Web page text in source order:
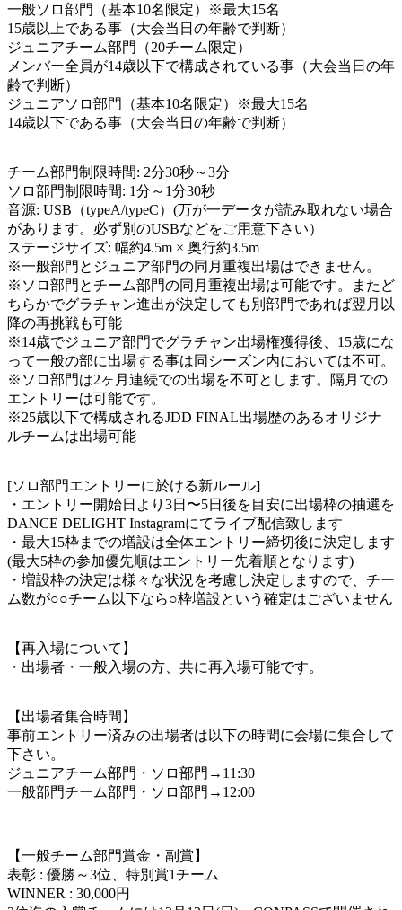
一般ソロ部門（基本10名限定）※最大15名
15歳以上である事（大会当日の年齢で判断）
ジュニアチーム部門（20チーム限定）
メンバー全員が14歳以下で構成されている事（大会当日の年
齢で判断）
ジュニアソロ部門（基本10名限定）※最大15名
14歳以下である事（大会当日の年齢で判断）
チーム部門制限時間: 2分30秒～3分
ソロ部門制限時間: 1分～1分30秒
音源: USB（typeA/typeC）(万が一データが読み取れない場合
があります。必ず別のUSBなどをご用意下さい）
ステージサイズ: 幅約4.5m × 奥行約3.5m
※一般部門とジュニア部門の同月重複出場はできません。
※ソロ部門とチーム部門の同月重複出場は可能です。またど
ちらかでグラチャン進出が決定しても別部門であれば翌月以
降の再挑戦も可能
※14歳でジュニア部門でグラチャン出場権獲得後、15歳にな
って一般の部に出場する事は同シーズン内においては不可。
※ソロ部門は2ヶ月連続での出場を不可とします。隔月での
エントリーは可能です。
※25歳以下で構成されるJDD FINAL出場歴のあるオリジナ
ルチームは出場可能
[ソロ部門エントリーに於ける新ルール]
・エントリー開始日より3日〜5日後を目安に出場枠の抽選を
DANCE DELIGHT Instagramにてライブ配信致します
・最大15枠までの増設は全体エントリー締切後に決定します
(最大5枠の参加優先順はエントリー先着順となります)
・増設枠の決定は様々な状況を考慮し決定しますので、チー
ム数が○○チーム以下なら○枠増設という確定はございません
【再入場について】
・出場者・一般入場の方、共に再入場可能です。
【出場者集合時間】
事前エントリー済みの出場者は以下の時間に会場に集合して
下さい。
ジュニアチーム部門・ソロ部門→11:30
一般部門チーム部門・ソロ部門→12:00
【一般チーム部門賞金・副賞】
表彰 : 優勝～3位、特別賞1チーム
WINNER : 30,000円